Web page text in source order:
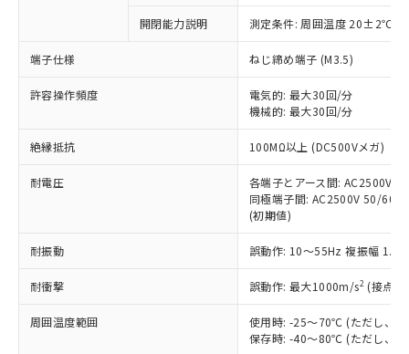
開閉能力説明 測定条件: 周囲温度 20±2℃、
端子仕様 ねじ締め端子 (M3.5)
許容操作頻度
電気的: 最大30回/分
機械的: 最大30回/分
絶縁抵抗 100MΩ以上 (DC500Vメガ)
耐電圧
各端子とアース間: AC2500V
同極端子間: AC2500V 50/
(初期値)
耐振動 誤動作: 10～55Hz 複振幅
耐衝撃 誤動作: 最大1000m/s2 (接点
周囲温度範囲
使用時: -25～70℃ (ただし、氷
保存時: -40～80℃ (ただし、氷
以下の条件をお読みいただき、同意のうえ
ご利用ください。
本サービスは、当社制御機器事業取扱
商品の当社在庫状況および標準価格
当社制御機器事業取扱商品の中には、
本サービスの対象外となる商品もある
ことをご了承ください。
在庫状況および標準価格照会結果は、
記載している更新日時点での社内デー
タに基づき作成されるものであり、閲
覧された時点での実際の在庫および標
準価格とは異なる場合があることをご
正式な納期状況および標準価格はお客
対応予定なし：EU RoHS指令（10物質）の
非含有に非対応の商品で、対応品を出す予
定はありません。
調査・確認中：EU RoHS指令（10物質）の
非含有の対応状況を調査中または確認中の
非該当品：ライセンス料など無形物で、有
害物質有無と関係のない商品です。
いたものが、含有品と判明した場合などや
むを得ず変更することがあります。
六価クロム(Cr(Ⅵ)) 1000ppm以下、ポリ臭化ビフェニル
類(PBB) 1000ppm以下、ポリ臭化ジフェニルエーテル類
(PBDE) 1000ppm以下、フタル酸ビス(2-エチルヘキシ
ル) (DEHP)(別名：DOP) 1000ppm以下、フタル酸ブチ
ルベンジル（BBP） 1000ppm以下、フタル酸ジブチル
※1 中国RoHS○×表
「○」：最大均質材料含有率が中国RoHSの
基準値以下であることを示します。
「×」：最大均質材料含有率が中国RoHSの
基準値を超えていることを示します。
「－」：未確認です。当社販売部門へお問
*中国RoHS10物質の基準値 (GB/T26572)：
Pb(鉛) :1000ppm、 Hg(水銀) : 1000ppm、 Cd(カドミウ
Cr(Ⅵ)(六価クロム) : 1000ppm、 PBBs(ポリ臭化ビフェ
ニル類) : 1000ppm、 PBDEs(ポリ臭化ジフェニルエーテ
DBP(フタル酸ジブチル) : 1000ppm、 DIBP(フタル酸ジ
当社は、これら貴社製品のうち、外国
為替および外国貿易法に定める商品
（以下｢規制貨物等」という）を輸出
または国外への提供する場合は、日本
国政府の輸出許可(または役務取引許
可)を取得するなどの必要な手続きを
当社は規制貨物を破棄する場合は、完
全に破砕するなど、違法に輸出されな
○ 一定数以上の在庫あり